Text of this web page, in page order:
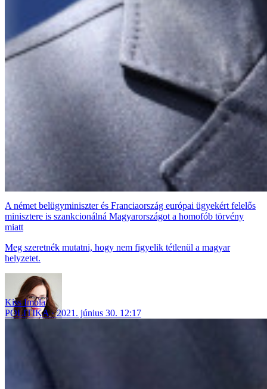
A német belügyminiszter és Franciaország európai ügyekért felelős
minisztere is szankcionálná Magyarországot a homofób törvény
miatt
Meg szeretnék mutatni, hogy nem figyelik tétlenül a magyar
helyzetet.
Kiss Imola
POLITIKA
2021. június 30. 12:17